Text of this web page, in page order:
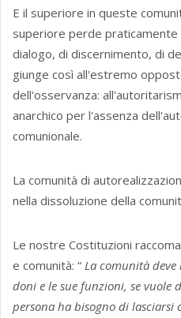
E il superiore in queste
superiore perde praticamente
dialogo, di discernimento, di
giunge così all'estremo
dell'osservanza:
anarchico per l'assenza
comunionale.
La comunità di
nella dissoluzione della
Le nostre Costituzioni
e comunità: “ La comunità
doni e le sue funzioni, se vuole
persona ha bisogno di